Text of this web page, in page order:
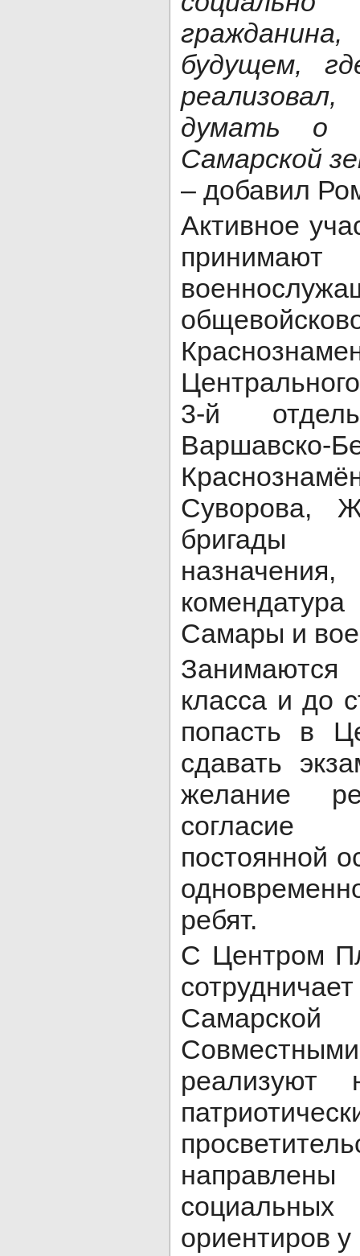
будущем,
думать о
Самарской
– добавил
Активное
3-й
Варшавско-
Суворова,
бригады
Самары и
класса и до
попасть в
сдавать
желание
постоянной
ребят.
С Центром
реализуют
ориентиров